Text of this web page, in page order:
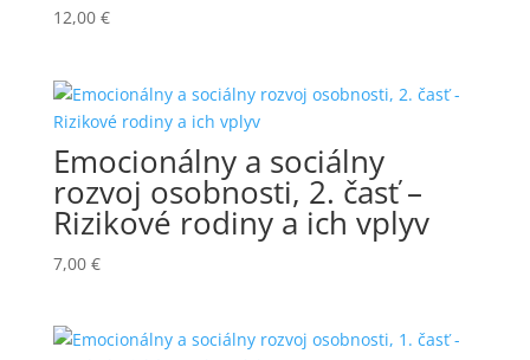
12,00 €
Emocionálny a sociálny
rozvoj osobnosti, 2. časť –
Rizikové rodiny a ich vplyv
7,00 €